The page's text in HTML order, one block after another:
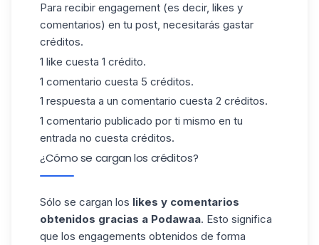
Para recibir engagement (es decir, likes y
comentarios) en tu post, necesitarás gastar
créditos.
1 like cuesta 1 crédito.
1 comentario cuesta 5 créditos.
1 respuesta a un comentario cuesta 2 créditos.
1 comentario publicado por ti mismo en tu
entrada no cuesta créditos.
¿Cómo se cargan los créditos?
Sólo se cargan los likes y comentarios
obtenidos gracias a Podawaa. Esto significa
que los engagements obtenidos de forma